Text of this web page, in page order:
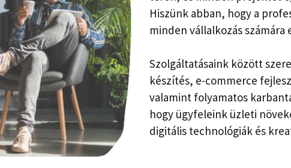
Hiszünk abban, hogy a
minden vállalkozás
Szolgáltatásaink között
készítés, e-commerce
valamint folyamatos
hogy ügyfeleink üzleti
digitális technológiák és